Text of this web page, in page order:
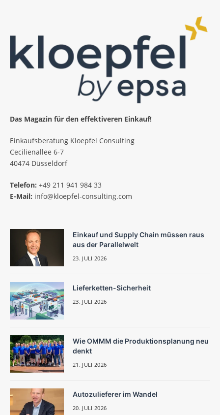
Das Magazin für den effektiveren Einkauf!
Einkaufsberatung Kloepfel Consulting
Cecilienallee 6-7
40474 Düsseldorf
Telefon: +49 211 941 984 33
E-Mail: info@kloepfel-consulting.com
Einkauf und Supply Chain müssen raus
aus der Parallelwelt
23. JULI 2026
Lieferketten-Sicherheit
23. JULI 2026
Wie OMMM die Produktionsplanung neu
denkt
21. JULI 2026
Autozulieferer im Wandel
20. JULI 2026